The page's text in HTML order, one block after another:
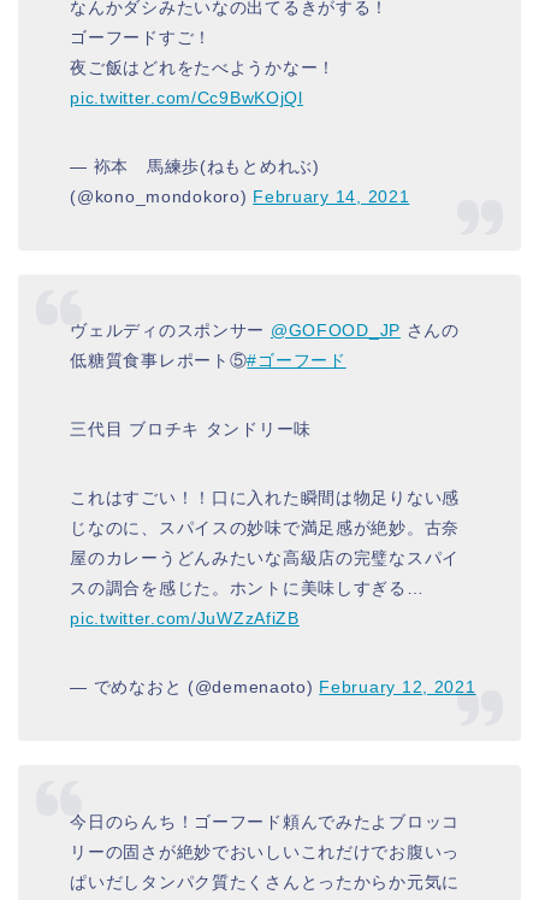
なんかダシみたいなの出てるきがする！
ゴーフードすご！
夜ご飯はどれをたべようかなー！
pic.twitter.com/Cc9BwKOjQl
— 袮本 馬練歩(ねもとめれぶ)
(@kono_mondokoro) February 14, 2021
ヴェルディのスポンサー @GOFOOD_JP さんの
低糖質食事レポート⑤#ゴーフード
三代目 ブロチキ タンドリー味
これはすごい！！口に入れた瞬間は物足りない感
じなのに、スパイスの妙味で満足感が絶妙。古奈
屋のカレーうどんみたいな高級店の完璧なスパイ
スの調合を感じた。ホントに美味しすぎる…
pic.twitter.com/JuWZzAfiZB
— でめなおと (@demenaoto) February 12, 2021
今日のらんち！ゴーフード頼んでみたよブロッコ
リーの固さが絶妙でおいしいこれだけでお腹いっ
ぱいだしタンパク質たくさんとったからか元気に